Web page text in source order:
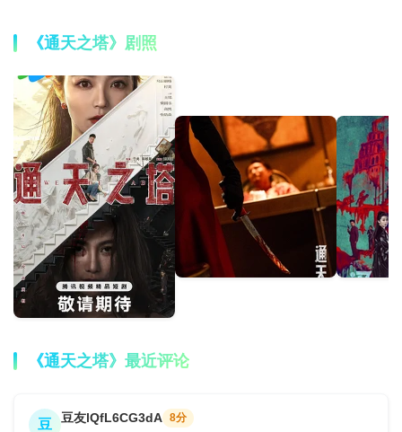
《通天之塔》剧照
《通天之塔》最近评论
豆 豆友lQfL6CG3dA 8分